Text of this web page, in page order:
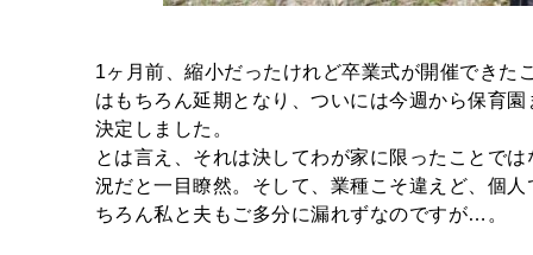
1ヶ月前、縮小だったけれど卒業式が開催できた
はもちろん延期となり、ついには今週から保育
決定しました。
とは言え、それは決してわが家に限ったことで
況だと一目瞭然。そして、業種こそ違えど、個
ちろん私と夫もご多分に漏れずなのですが…。